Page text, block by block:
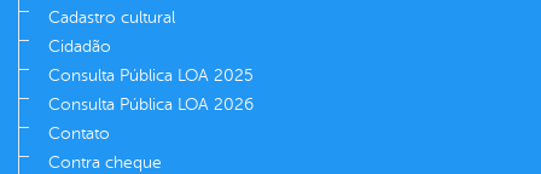
Cadastro cultural
Cidadão
Consulta Pública LOA 2025
Consulta Pública LOA 2026
Contato
Contra cheque